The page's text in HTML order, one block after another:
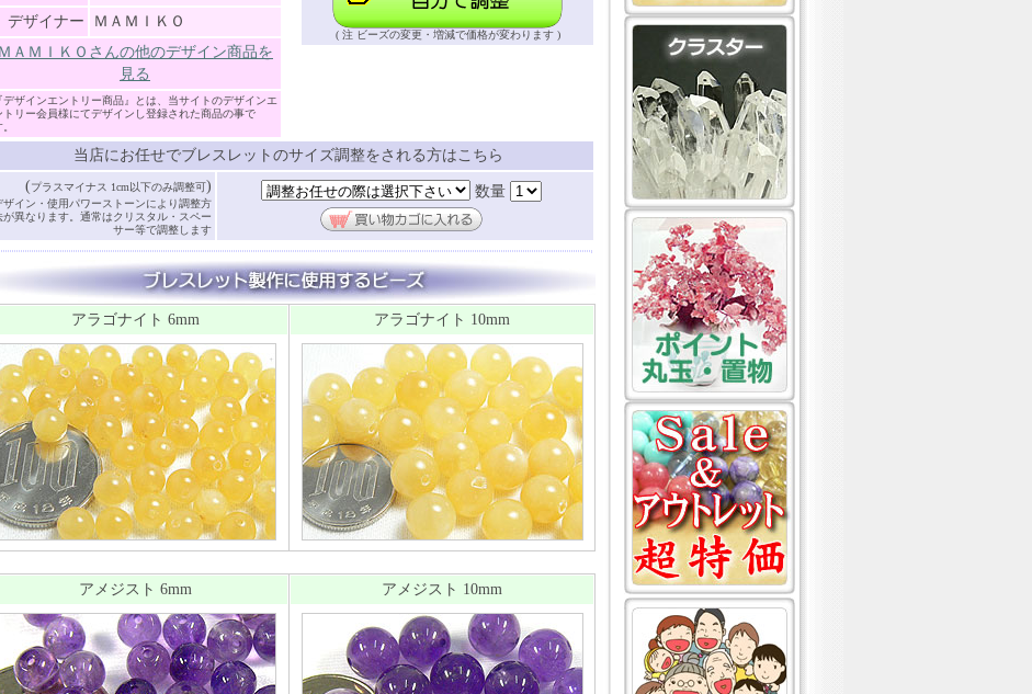
デザイナー
ＭＡＭＩＫＯ
ＭＡＭＩＫＯさんの他のデザイン商品を
見る
デザインエントリー商品』とは、当サイトのデザインエ
トリー会員様にてデザインし登録された商品の事で
。
( 注 ビーズの変更・増減で価格が変わります )
当店にお任せでブレスレットのサイズ調整をされる方はこちら
(プラスマイナス 1cm以下のみ調整可)
ザイン・使用パワーストーンにより調整方
が異なります。通常はクリスタル・スペー
サー等で調整します
数量
アラゴナイト 6mm アラゴナイト 10mm
アメジスト 6mm アメジスト 10mm